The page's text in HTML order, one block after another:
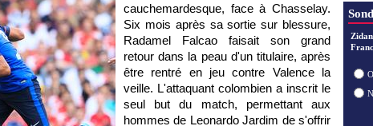
cauchemardesque, face à Chasselay.
Six mois après sa sortie sur blessure,
Radamel Falcao faisait son grand
retour dans la peau d'un titulaire, après
être rentré en jeu contre Valence la
veille. L'attaquant colombien a inscrit le
seul but du match, permettant aux
hommes de Leonardo Jardim de s'offrir